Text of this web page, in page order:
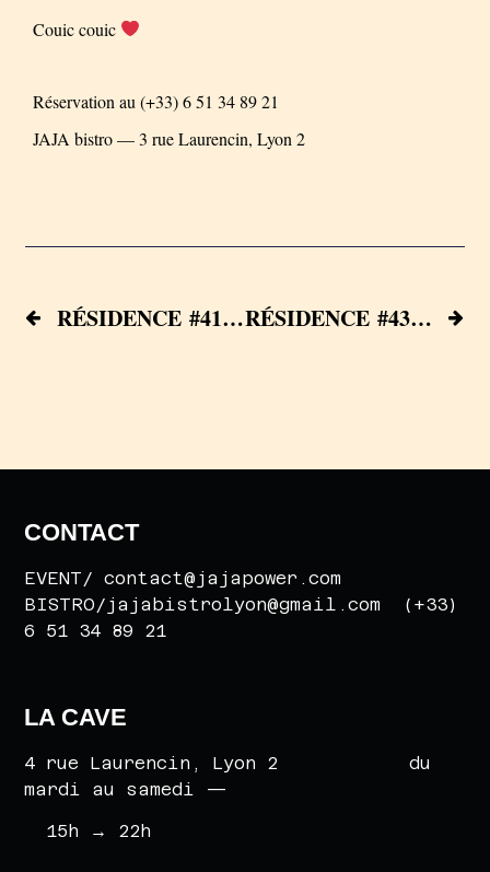
Couic couic
Réservation au (+33) 6 51 34 89 21
JAJA bistro — 3 rue Laurencin, Lyon 2
RÉSIDENCE #41 — Ngoc-Hân Lê — 28.04 – 09.05 RÉSIDENCE #43 — Erik Noto — 19.05 – 23.05
CONTACT
EVENT/ contact@jajapower.com
BISTRO/jajabistrolyon@gmail.com (+33)
6 51 34 89 21
LA CAVE
4 rue Laurencin, Lyon 2 du
mardi au samedi —
15h → 22h